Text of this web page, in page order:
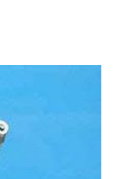
à la dernière
but de Mourad
son coté a
de 0 - 2. La
par le Moghreb